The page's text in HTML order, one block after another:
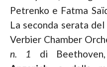
Petrenko e Fatma
La seconda serata
Verbier Chamber
n. 1 di